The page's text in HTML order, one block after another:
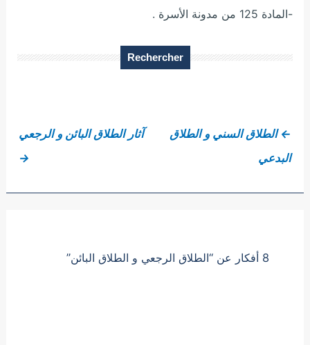
-المادة 125 من مدونة الأسرة .
Rechercher
← الطلاق السني و الطلاق
البدعي
آثار الطلاق البائن و الرجعي
→
8 أفكار عن “الطلاق الرجعي و الطلاق البائن”